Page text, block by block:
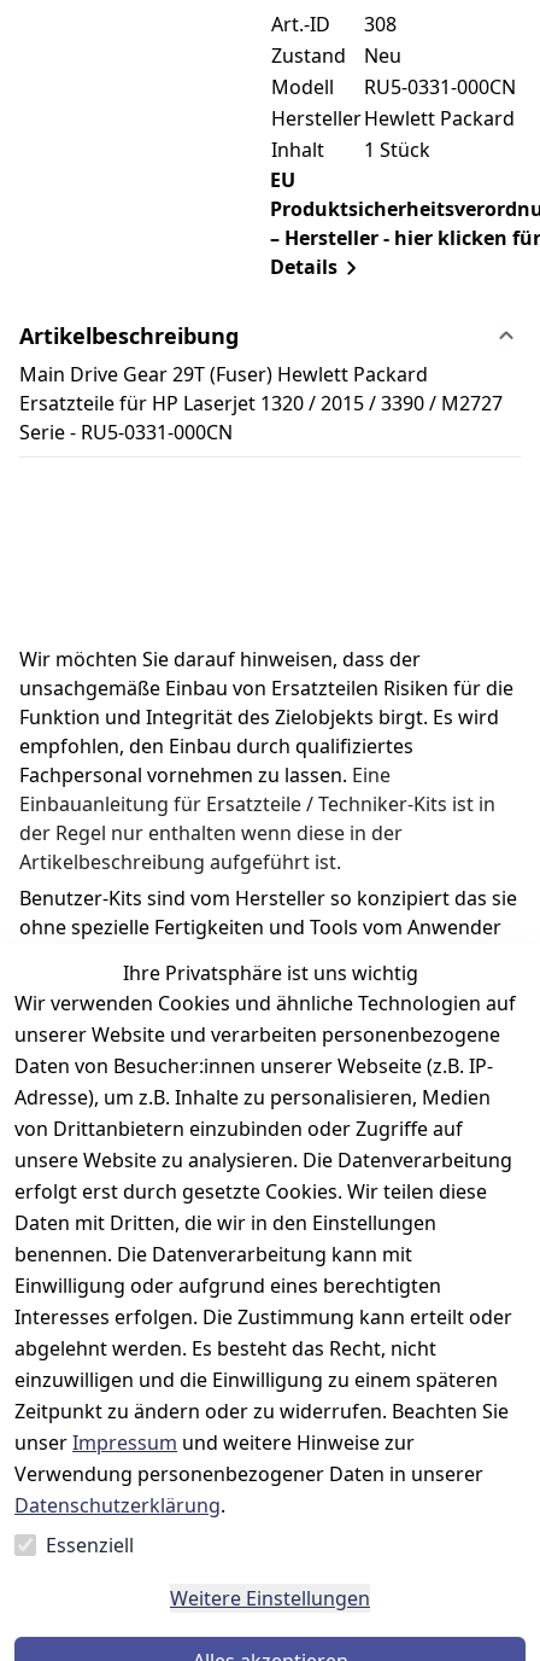
Art.-ID
308
Zustand
Neu
Modell
RU5-0331-000CN
HerstellerHewlett Packard
Inhalt
1 Stück
EU
– Hersteller - hier klicken für
Details
Artikelbeschreibung
Main Drive Gear 29T (Fuser) Hewlett Packard
Ersatzteile für HP Laserjet 1320 / 2015 / 3390 / M2727
Serie - RU5-0331-000CN
Wir möchten Sie darauf hinweisen, dass der
unsachgemäße Einbau von Ersatzteilen Risiken für die
Funktion und Integrität des Zielobjekts birgt. Es wird
empfohlen, den Einbau durch qualifiziertes
Fachpersonal vornehmen zu lassen. Eine
Einbauanleitung für Ersatzteile / Techniker-Kits ist in
der Regel nur enthalten wenn diese in der
Artikelbeschreibung aufgeführt ist.
Benutzer-Kits sind vom Hersteller so konzipiert das sie
ohne spezielle Fertigkeiten und Tools vom Anwender
Ihre Privatsphäre ist uns wichtig
Wir verwenden Cookies und ähnliche Technologien auf
unserer Website und verarbeiten personenbezogene
Daten von Besucher:innen unserer Webseite (z.B. IP-
Adresse), um z.B. Inhalte zu personalisieren, Medien
von Drittanbietern einzubinden oder Zugriffe auf
unsere Website zu analysieren. Die Datenverarbeitung
erfolgt erst durch gesetzte Cookies. Wir teilen diese
Daten mit Dritten, die wir in den Einstellungen
benennen. Die Datenverarbeitung kann mit
Einwilligung oder aufgrund eines berechtigten
Interesses erfolgen. Die Zustimmung kann erteilt oder
abgelehnt werden. Es besteht das Recht, nicht
einzuwilligen und die Einwilligung zu einem späteren
Zeitpunkt zu ändern oder zu widerrufen. Beachten Sie
unserImpressum und weitere Hinweise zur
Verwendung personenbezogener Daten in unserer
Datenschutzerklärung.
Essenziell
Weitere Einstellungen
Rechtliches
AGB
Datenschutze
Barrierefreihe
itserklärung
Widerrufsbele
hrung
Retoureninfo
Vertrag
widerrufen
Kontakt
Prilux Print
Solutions
Wilhem-
Leuschner-Str.
19
D-63322
Rödermark
Tel.: 06074
Email:
info@prilux-
Support
Hersteller
Druckqualität
Wartungskit
Roller-
Diagramm
Ersatzteile
aus eigenen
Lagerbestand
Zahlung
und
Versand
Versandpausc
hale 5,95